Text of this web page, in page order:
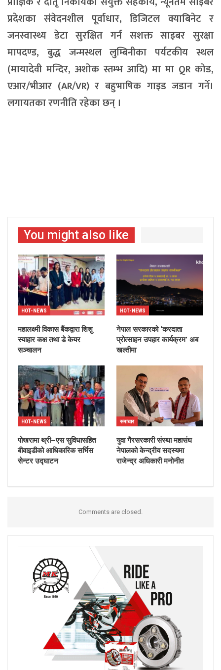
प्रदेशका संवेदनशील पूर्वाधार, डिजिटल क्याबिनेट र
जनस्वास्थ्य डेटा सुरक्षित गर्न सशक्त साइबर सुरक्षा
मापदण्ड, बुद्ध जन्मस्थल लुम्बिनीका पर्यटकीय स्थल
(मायादेवी मन्दिर, अशोक स्तम्भ आदि) मा मा QR कोड,
एआर/भीआर (AR/VR) र बहुभाषिक गाइड जडान गर्ने।
लगायतका रणनीति रहेका छन् ।
You might also like
HOT-NEWS
महालक्ष्मी विकास बैंकद्वारा शिशु
स्याहार कक्ष तथा डे केयर
सञ्चालन
HOT-NEWS
नेपाल सरकारको ‘करदाता
प्रोत्साहन उपहार कार्यक्रम’ अब
खल्तीमा
HOT-NEWS
पोखरामा थ्री–एस सुविधासहित
बीवाइडीको आधिकारिक सर्भिस
सेन्टर उद्घाटन
समाचार
युवा गैरसरकारी संस्था महासंघ
नेपालको केन्द्रीय सदस्यमा
राजेन्द्र अधिकारी मनोनीत
Comments are closed.